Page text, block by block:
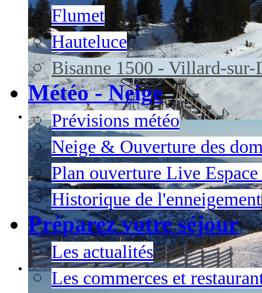
Flumet
Hauteluce
Bisanne 1500 - Villard-sur-
Météo - Neige
Prévisions météo
Neige & Ouverture des
Plan ouverture Live
Historique de l'enneigement
Préparez votre séjour
Les actualités
Les commerces et